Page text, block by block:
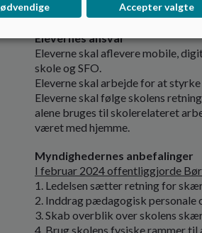
som der aftales alkohol- og
Elevernes ansvar
Eleverne skal aflevere mobile,
skole og SFO.
Eleverne skal arbejde for at
Eleverne skal følge skolens
alene bruges til skolerelateret
været med hjemme.
Myndighedernes anbefalinger
I februar 2024 offentliggjorde
1. Ledelsen sætter retning for
2. Inddrag pædagogisk
3. Skab overblik over skolens
4. Brug skolens fysiske rammer
Accepter valgte